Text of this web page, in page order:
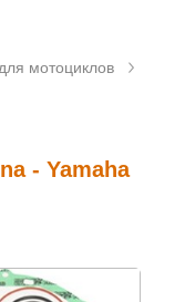
мотоциклов
- Yamaha